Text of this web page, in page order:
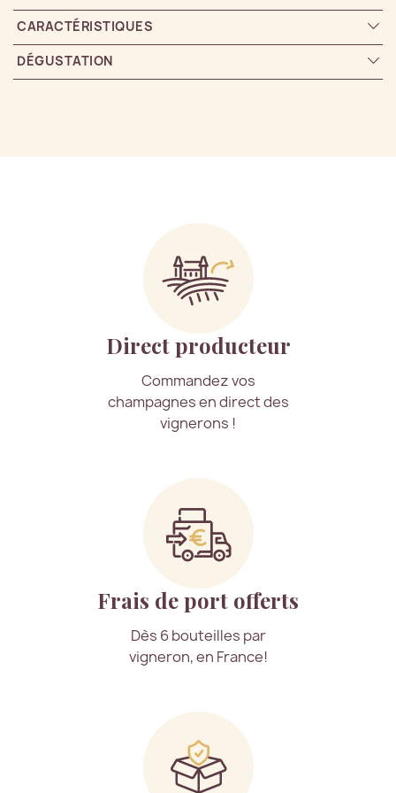
CARACTÉRISTIQUES
DÉGUSTATION
Direct producteur
Commandez vos
champagnes en direct des
vignerons !
Frais de port offerts
Dès 6 bouteilles par
vigneron, en France!